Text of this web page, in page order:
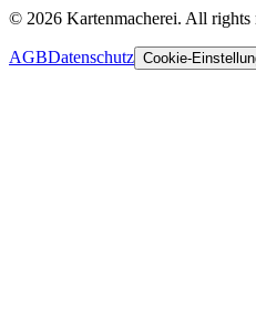
© 2026 Kartenmacherei. All rights
AGBDatenschutz Cookie-